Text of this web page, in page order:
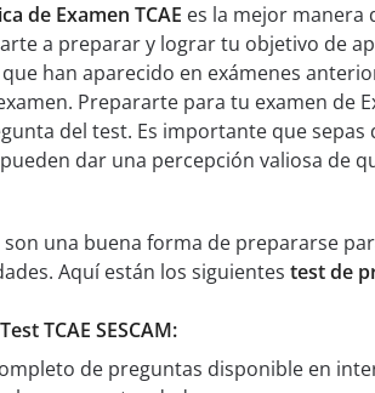
de Examen TCAE es la mejor manera
a preparar y lograr tu objetivo de
han aparecido en exámenes
Prepararte para tu examen de
del test. Es importante que
dar una percepción valiosa de
una buena forma de prepararse
Aquí están los siguientes test de
TCAE SESCAM:
de preguntas disponible en